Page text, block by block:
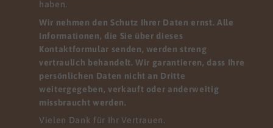
haben.
Wir nehmen den Schutz Ihrer Daten ernst. Alle
Informationen, die Sie über dieses
Kontaktformular senden, werden streng
vertraulich behandelt. Wir garantieren, dass Ihre
persönlichen Daten nicht an Dritte
weitergegeben, verkauft oder anderweitig
missbraucht werden.
Vielen Dank für Ihr Vertrauen.